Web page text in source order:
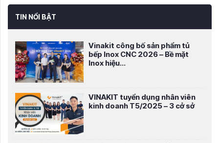
TIN NỔI BẬT
Vinakit công bố sản phẩm tủ
bếp Inox CNC 2026 – Bề mặt
Inox hiệu...
VINAKIT tuyển dụng nhân viên
kinh doanh T5/2025 – 3 cở sở